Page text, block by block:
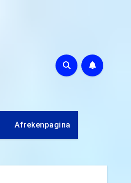
Afrekenpagina